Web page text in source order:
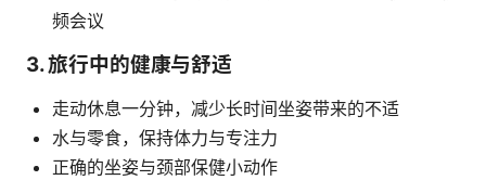
频会议
3. 旅行中的健康与舒适
走动休息一分钟，减少长时间坐姿带来的不适
水与零食，保持体力与专注力
正确的坐姿与颈部保健小动作